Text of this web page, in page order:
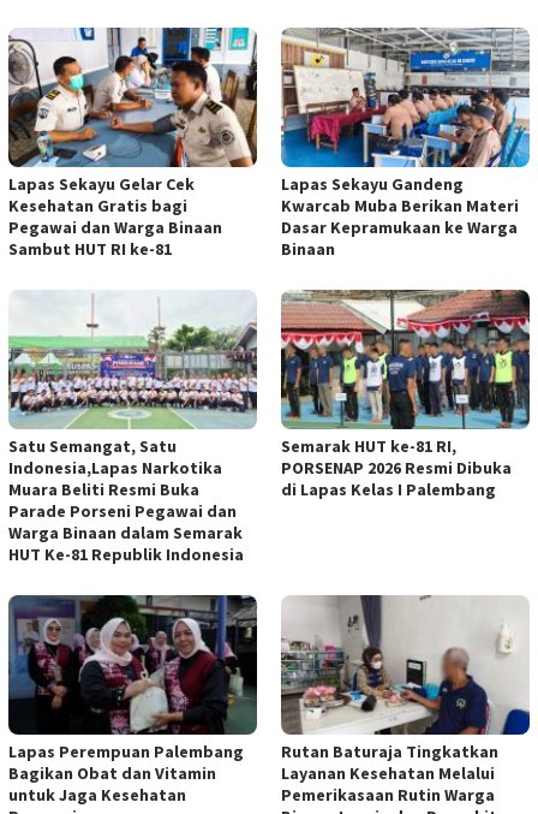
Lapas Sekayu Gelar Cek
Kesehatan Gratis bagi
Pegawai dan Warga Binaan
Sambut HUT RI ke-81
Lapas Sekayu Gandeng
Kwarcab Muba Berikan Materi
Dasar Kepramukaan ke Warga
Binaan
Satu Semangat, Satu
Indonesia,Lapas Narkotika
Muara Beliti Resmi Buka
Parade Porseni Pegawai dan
Warga Binaan dalam Semarak
HUT Ke-81 Republik Indonesia
Semarak HUT ke-81 RI,
PORSENAP 2026 Resmi Dibuka
di Lapas Kelas I Palembang
Lapas Perempuan Palembang
Bagikan Obat dan Vitamin
untuk Jaga Kesehatan
Rutan Baturaja Tingkatkan
Layanan Kesehatan Melalui
Pemerikasaan Rutin Warga